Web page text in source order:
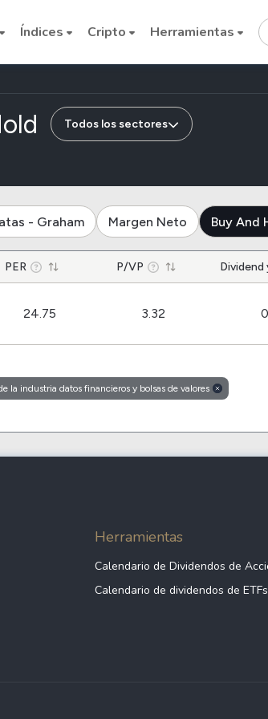
Índices Cripto Herramientas
Cryptocurrencies
Ethereum
Dogecoin
See all
de empresas de la
Todos los sectores
- Graham Margen Neto Buy And
PER P/VP Dividend
24.75 3.32
la industria datos financieros y bolsas de valores
Herramientas
Calendario de Dividendos de
Calendario de dividendos de ETFs